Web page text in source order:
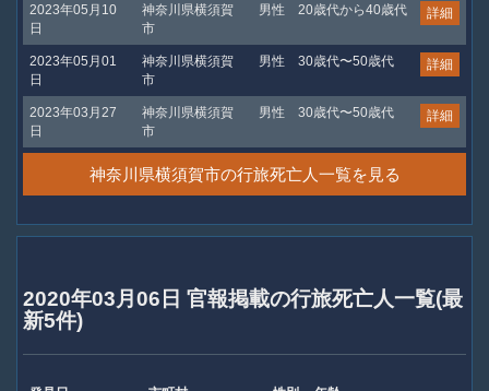
2023年05月10
日
神奈川県横須賀
市
男性 20歳代から40歳代 詳細
2023年05月01
日
神奈川県横須賀
市
男性 30歳代〜50歳代 詳細
2023年03月27
日
神奈川県横須賀
市
男性 30歳代〜50歳代 詳細
神奈川県横須賀市の行旅死亡人一覧を見る
2020年03月06日 官報掲載の行旅死亡人一覧(最
新5件)